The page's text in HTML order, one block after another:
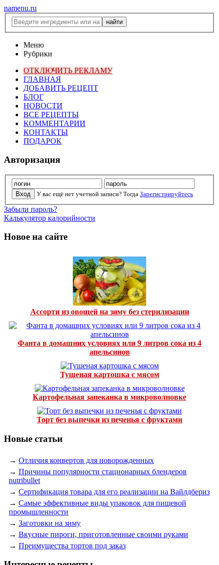
namenu.ru
Меню
Рубрики
ОТКЛЮЧИТЬ РЕКЛАМУ
ГЛАВНАЯ
ДОБАВИТЬ РЕЦЕПТ
БЛОГ
НОВОСТИ
ВСЕ РЕЦЕПТЫ
КОММЕНТАРИИ
КОНТАКТЫ
ПОДАРОК
Авторизация
У вас ещё нет учетной записи? Тогда Зарегистрируйтесь
Забыли пароль?
Калькулятор калорийности
Новое на сайте
Ассорти из овощей на зиму без стерилизации
Фанта в домашних условиях или 9 литров сока из 4
апельсинов
Тушеная картошка с мясом
Картофельная запеканка в микроволновке
Торт без выпечки из печенья с фруктами
Новые статьи
→ Отличия конвертов для новорожденных
→ Причины популярности стационарных блендеров
nutribullet
→ Сертификация товара для его реализации на Вайлдбериз
→ Самые эффективные виды упаковок для пищевой
промышленности
→ Заготовки на зиму
→ Вкусные пироги, приготовленные своими руками
→ Преимущества тортов под заказ